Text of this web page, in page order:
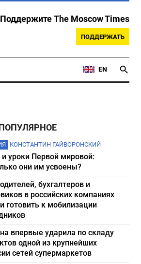
Поддержите The Moscow Times
ПОДДЕРЖАТЬ
EN
КОНСТАНТИН ГАЙВОРОНСКИЙ
и уроки Первой мировой:
они им усвоены?
бухгалтеров и
в российских компаниях
готовить к мобилизации
впервые ударила по складу
одной из крупнейших
сетей супермаркетов